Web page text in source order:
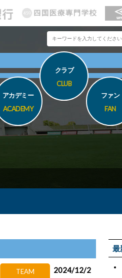
アカデミー
ACADEMY
クラブ
CLUB
ファン
FAN
TEAM
2024/12/2
最